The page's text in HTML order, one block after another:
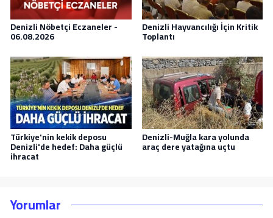
Denizli Nöbetçi Eczaneler -
06.08.2026
Denizli Hayvancılığı İçin Kritik
Toplantı
Türkiye'nin kekik deposu
Denizli'de hedef: Daha güçlü
ihracat
Denizli-Muğla kara yolunda
araç dere yatağına uçtu
Yorumlar